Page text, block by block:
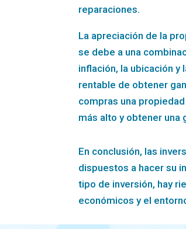
reparaciones.
La apreciación de la
se debe a una
inflación, la ubicación y
rentable de obtener
compras una
más alto y obtener una
En conclusión, las
dispuestos a hacer su
tipo de inversión, hay
económicos y el